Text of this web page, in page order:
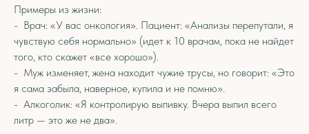
Примеры из жизни:
- Врач: «У вас онкология». Пациент: «Анализы перепутали, я
чувствую себя нормально» (идет к 10 врачам, пока не найдет
того, кто скажет «все хорошо»).
- Муж изменяет, жена находит чужие трусы, но говорит: «Это
я сама забыла, наверное, купила и не помню».
- Алкоголик: «Я контролирую выпивку. Вчера выпил всего
литр — это же не два».